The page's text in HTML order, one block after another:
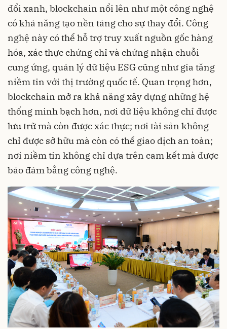
đổi xanh, blockchain nổi lên như một công nghệ
có khả năng tạo nền tảng cho sự thay đổi. Công
nghệ này có thể hỗ trợ truy xuất nguồn gốc hàng
hóa, xác thực chứng chỉ và chứng nhận chuỗi
cung ứng, quản lý dữ liệu ESG cũng như gia tăng
niềm tin với thị trường quốc tế. Quan trọng hơn,
blockchain mở ra khả năng xây dựng những hệ
thống minh bạch hơn, nơi dữ liệu không chỉ được
lưu trữ mà còn được xác thực; nơi tài sản không
chỉ được sở hữu mà còn có thể giao dịch an toàn;
nơi niềm tin không chỉ dựa trên cam kết mà được
bảo đảm bằng công nghệ.